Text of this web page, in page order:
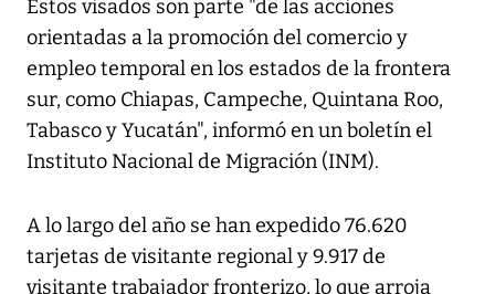
Estos visados son parte "de las acciones
orientadas a la promoción del comercio y
empleo temporal en los estados de la frontera
sur, como Chiapas, Campeche, Quintana Roo,
Tabasco y Yucatán", informó en un boletín el
Instituto Nacional de Migración (INM).
A lo largo del año se han expedido 76.620
tarjetas de visitante regional y 9.917 de
visitante trabajador fronterizo, lo que arroja